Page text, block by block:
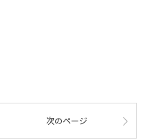
次のページ